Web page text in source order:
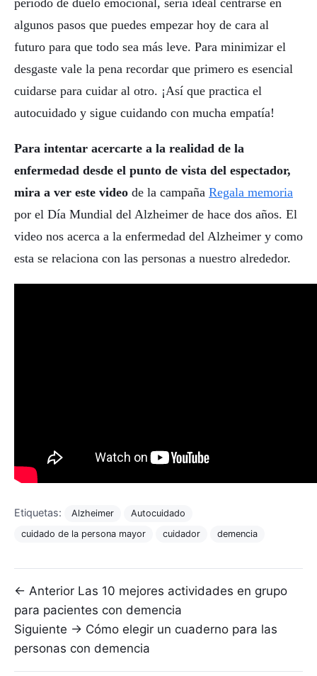
algunos pasos que puedes empezar hoy de cara al
futuro para que todo sea más leve. Para minimizar el
desgaste vale la pena recordar que primero es esencial
cuidarse para cuidar al otro. ¡Así que practica el
autocuidado y sigue cuidando con mucha empatía!
Para intentar acercarte a la realidad de la
enfermedad desde el punto de vista del espectador,
mira a ver este video de la campaña Regala memoria
por el Día Mundial del Alzheimer de hace dos años. El
video nos acerca a la enfermedad del Alzheimer y como
esta se relaciona con las personas a nuestro alrededor.
Etiquetas: Alzheimer
Autocuidado
cuidado de la persona mayor
cuidador demencia
Navegación de entradas
← Anterior Las 10 mejores actividades en grupo
para pacientes con demencia
Siguiente → Cómo elegir un cuaderno para las
personas con demencia